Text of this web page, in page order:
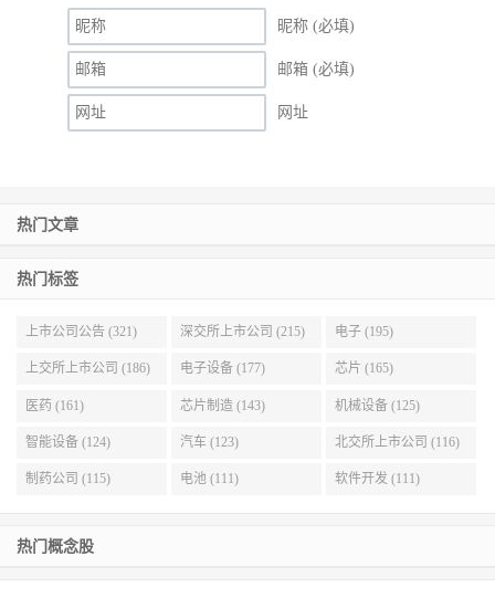
昵称 (必填)
邮箱 (必填)
网址
热门文章
热门标签
上市公司公告 (321) 深交所上市公司 (215) 电子 (195)
上交所上市公司 (186) 电子设备 (177) 芯片 (165)
医药 (161) 芯片制造 (143) 机械设备 (125)
智能设备 (124) 汽车 (123) 北交所上市公司 (116)
制药公司 (115) 电池 (111) 软件开发 (111)
热门概念股